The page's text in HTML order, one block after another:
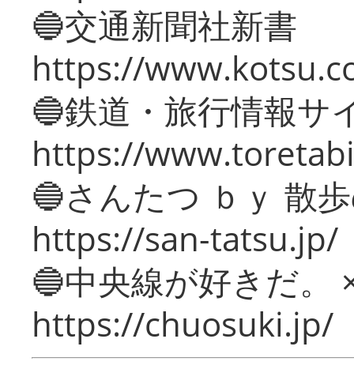
🔵交通新聞社新書
https://
🔵鉄道・旅行情報サ
https://
🔵さんたつ ｂｙ 散
https://san-tatsu.jp/
🔵中央線が好きだ。
https://chuosuki.jp/